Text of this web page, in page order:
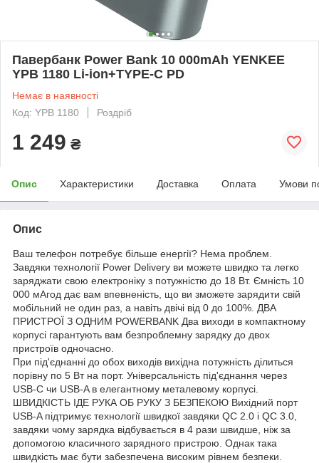
Павербанк Power Bank 10 000mAh YENKEE
YPB 1180 Li-ion+TYPE-C PD
Немає в наявності
Код: YPB 1180
Роздріб
1 249 ₴
Опис Характеристики Доставка Оплата Умови
Опис
Ваш телефон потребує більше енергії? Нема проблем.
Завдяки технології Power Delivery ви можете швидко та легко
заряджати свою електроніку з потужністю до 18 Вт. Ємність 10
000 мАгод дає вам впевненість, що ви зможете зарядити свій
мобільний не один раз, а навіть двічі від 0 до 100%. ДВА
ПРИСТРОЇ З ОДНИМ POWERBANK Два виходи в компактному
корпусі гарантують вам безпроблемну зарядку до двох
пристроїв одночасно.
При під'єднанні до обох виходів вихідна потужність ділиться
порівну по 5 Вт на порт. Універсальність під'єднання через
USB-C чи USB-A в елегантному металевому корпусі.
ШВИДКІСТЬ ІДЕ РУКА ОБ РУКУ З БЕЗПЕКОЮ Вихідний порт
USB-A підтримує технології швидкої завдяки QC 2.0 і QC 3.0,
завдяки чому зарядка відбувається в 4 рази швидше, ніж за
допомогою класичного зарядного пристрою. Однак така
швидкість має бути забезпечена високим рівнем безпеки.